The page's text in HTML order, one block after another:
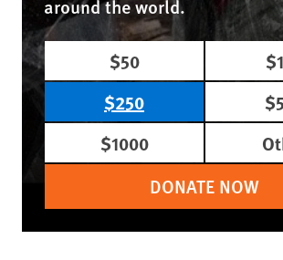
around the world.
$50
$250
$1000
DONATE NOW